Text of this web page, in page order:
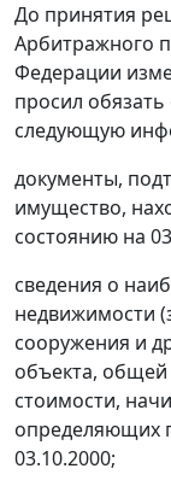
До принятия
Арбитражного
Федерации
просил обязать
следующую
документы,
имущество,
состоянию на
сведения о
недвижимости
сооружения и
объекта,
стоимости,
определяющих
03.10.2000;